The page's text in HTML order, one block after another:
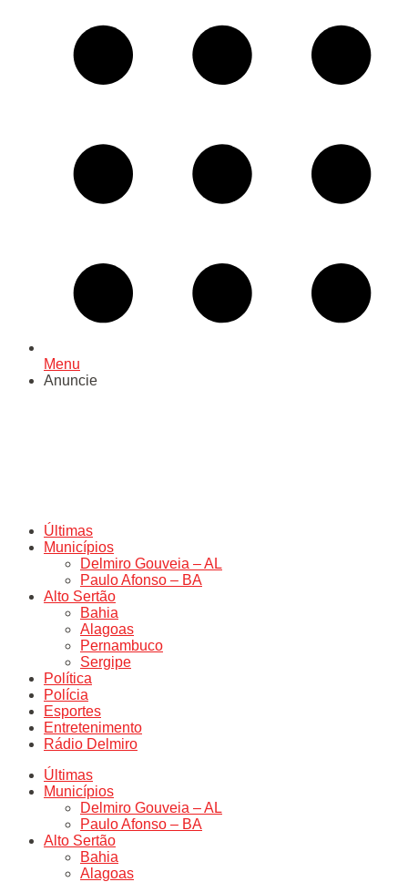
Menu
Anuncie
Últimas
Municípios
Delmiro Gouveia – AL
Paulo Afonso – BA
Alto Sertão
Bahia
Alagoas
Pernambuco
Sergipe
Política
Polícia
Esportes
Entretenimento
Rádio Delmiro
Últimas
Municípios
Delmiro Gouveia – AL
Paulo Afonso – BA
Alto Sertão
Bahia
Alagoas